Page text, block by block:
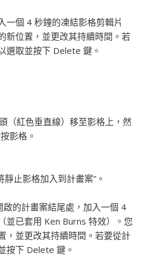
一個 4 秒鐘的凍結影格剪輯片
新位置，並更改其持續時間。若
選取並按下 Delete 鍵。
（紅色垂直線）移至影格上，然
影格。
止影格加入到計畫案”。
啟的計畫案結尾處，加入一個 4
並已套用 Ken Burns 特效）。您
，並更改其持續時間。若要從計
按下 Delete 鍵。